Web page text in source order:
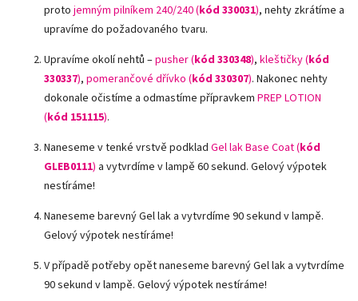
proto jemným pilníkem 240/240 (kód 330031), nehty zkrátíme a
upravíme do požadovaného tvaru.
Upravíme okolí nehtů –pusher (kód 330348), kleštičky (kód
330337), pomerančové dřívko (kód 330307). Nakonec nehty
dokonale očistíme a odmastíme přípravkem PREP LOTION
(kód 151115).
Naneseme v tenké vrstvě podklad Gel lak Base Coat (kód
GLEB0111) a vytvrdíme v lampě 60 sekund. Gelový výpotek
nestíráme!
Naneseme barevný Gel lak a vytvrdíme 90 sekund v lampě.
Gelový výpotek nestíráme!
V případě potřeby opět naneseme barevný Gel lak a vytvrdíme
90 sekund v lampě. Gelový výpotek nestíráme!